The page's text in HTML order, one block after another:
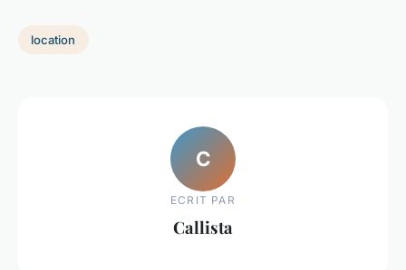
location
C
ECRIT PAR
Callista